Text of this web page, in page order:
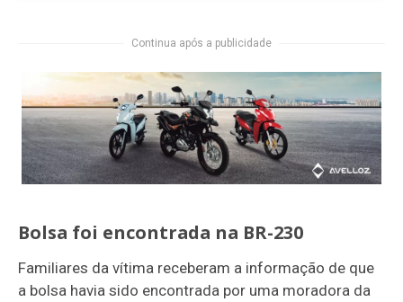
Continua após a publicidade
Bolsa foi encontrada na BR-230
Familiares da vítima receberam a informação de que
a bolsa havia sido encontrada por uma moradora da